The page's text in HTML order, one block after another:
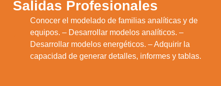
Salidas Profesionales
Conocer el modelado de familias analíticas y de
equipos. – Desarrollar modelos analíticos. –
Desarrollar modelos energéticos. – Adquirir la
capacidad de generar detalles, informes y tablas.